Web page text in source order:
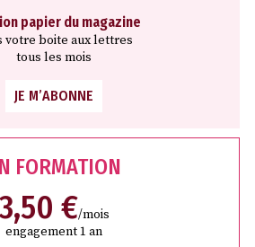
papier du magazine
votre boite aux lettres
tous les mois
JE M’ABONNE
FORMATION
3,50 €/mois
engagement 1 an